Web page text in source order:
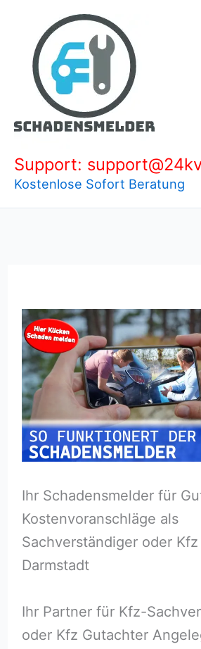
springen
Support:
Kostenlose Sofort Beratung
Ihr Schadensmelder für
Kostenvoranschläge als
Sachverständiger oder
Darmstadt
Ihr Partner für Kfz-
oder Kfz Gutachter